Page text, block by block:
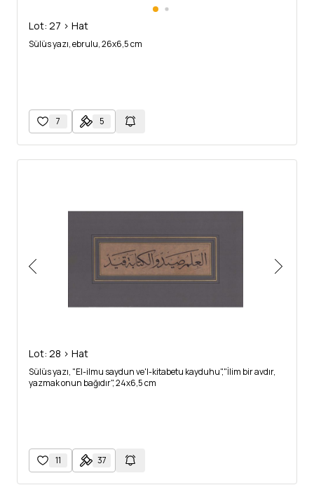
Lot: 27 > Hat
Sülüs yazı, ebrulu, 26x6,5 cm
7 5
Lot: 28 > Hat
Sülüs yazı, "El-ilmu saydun ve'l-kitabetu kayduhu","İlim bir avdır,
yazmak onun bağıdır", 24x6,5 cm
11 37